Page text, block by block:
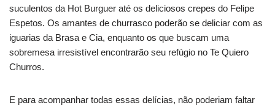
suculentos da Hot Burguer até os deliciosos crepes do Felipe
Espetos. Os amantes de churrasco poderão se deliciar com as
iguarias da Brasa e Cia, enquanto os que buscam uma
sobremesa irresistível encontrarão seu refúgio no Te Quiero
Churros.
E para acompanhar todas essas delícias, não poderiam faltar